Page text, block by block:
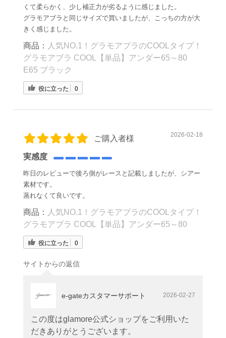
くて柔らかく、少し補正力が劣るように感じました。
グラモアブラと同じサイズで買いましたが、こっちの方が大
きく感じました。
商品：
人気NO.1！グラモアブラのCOOLタイプ！
グラモアブラ COOL【単品】アンダー65～80
E65 ブラック
役に立った 0
ご購入者様 2026-02-18
実感度
昨日のレビューで後ろ側がレースと記載しましたが、シアー
素材です。
蒸れなくて良いです。
商品：
人気NO.1！グラモアブラのCOOLタイプ！
グラモアブラ COOL【単品】アンダー65～80
役に立った 0
サイトからの返信
e-gateカスタマーサポート 2026-02-27
この度はglamore公式ショップをご利用いた
だきありがとうございます。